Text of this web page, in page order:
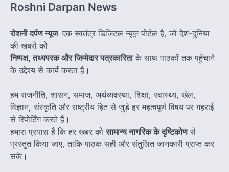
Roshni Darpan News
रोशनी दर्पण न्यूज एक स्वतंत्र डिजिटल न्यूज़ पोर्टल है, जो देश-दुनिया
की खबरों को
निष्पक्ष, तथ्यपरक और जिम्मेदार पत्रकारिताके साथ पाठकों तक पहुँचाने
के उद्देश्य से कार्य करता है।
हम राजनीति, शासन, समाज, अर्थव्यवस्था, शिक्षा, स्वास्थ्य, खेल,
विज्ञान, संस्कृति और राष्ट्रीय हित से जुड़े हर महत्वपूर्ण विषय पर गहराई
से रिपोर्टिंग करते हैं।
हमारा प्रयास है कि हर खबर कोसामान्य नागरिक के दृष्टिकोणसे
प्रस्तुत किया जाए, ताकि पाठक सही और संतुलित जानकारी प्राप्त कर
सकें।